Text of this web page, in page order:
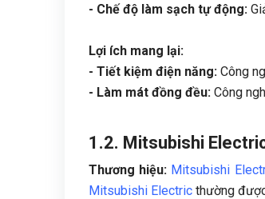
- Chế độ làm sạch tự động:
Lợi ích mang lại:
- Tiết kiệm điện năng:Công
- Làm mát đồng đều:Công
1.2. Mitsubishi
Thương hiệu: Mitsubishi
Mitsubishi Electricthường